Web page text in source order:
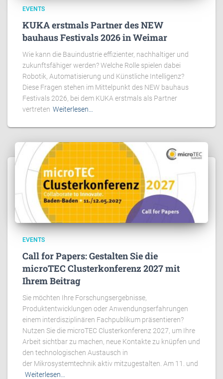
EVENTS
KUKA erstmals Partner des NEW
bauhaus Festivals 2026 in Weimar
Wie kann die Bauindustrie effizienter, nachhaltiger und
zukunftsfähiger werden? Welche Rolle spielen dabei
Robotik, Automatisierung und Künstliche Intelligenz?
Diese Fragen stehen im Mittelpunkt des NEW bauhaus
Festivals 2026, bei dem KUKA erstmals als Partner
vertreten Weiterlesen…
EVENTS
Call for Papers: Gestalten Sie die
microTEC Clusterkonferenz 2027 mit
Ihrem Beitrag
Sie möchten Ihre Forschungsergebnisse,
Produktentwicklungen oder Anwendungserfahrungen
einem interdisziplinären Fachpublikum präsentieren?
Nutzen Sie die microTEC Clusterkonferenz 2027, um Ihre
Arbeit sichtbar zu machen, neue Kontakte zu knüpfen und
den technologischen Austausch in
der Mikrosystemtechnik aktiv mitzugestalten. Am 11. und
Weiterlesen…